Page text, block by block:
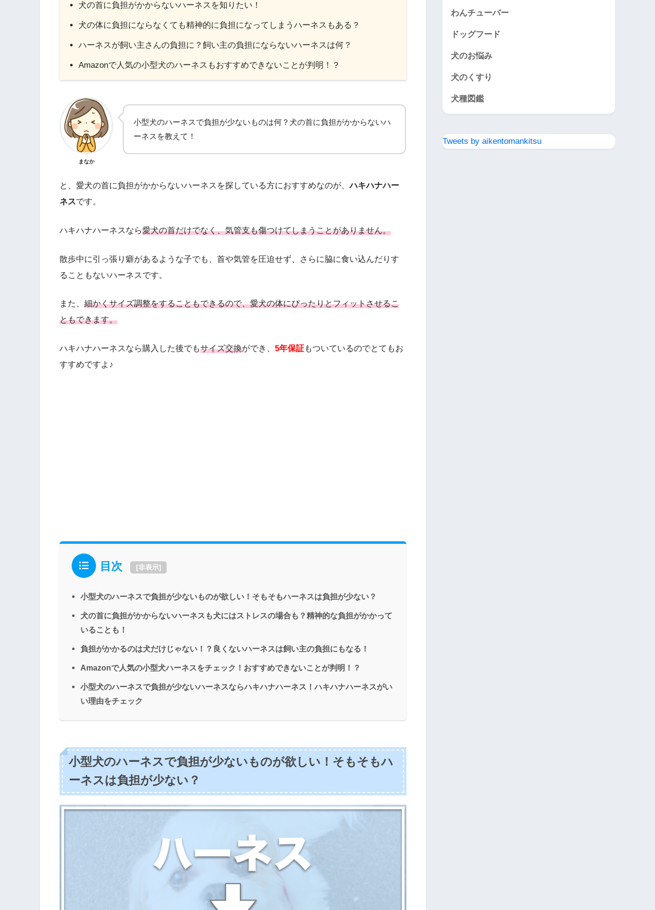
犬の首に負担がかからないハーネスを知りたい！
犬の体に負担にならなくても精神的に負担になってしまうハーネスもある？
ハーネスが飼い主さんの負担に？飼い主の負担にならないハーネスは何？
Amazonで人気の小型犬のハーネスもおすすめできないことが判明！？
まなか
小型犬のハーネスで負担が少ないものは何？犬の首に負担がかからないハ
ーネスを教えて！
と、愛犬の首に負担がかからないハーネスを探している方におすすめなのが、ハキハナハー
ネスです。
ハキハナハーネスなら愛犬の首だけでなく、気管支も傷つけてしまうことがありません。
散歩中に引っ張り癖があるような子でも、首や気管を圧迫せず、さらに脇に食い込んだりす
ることもないハーネスです。
また、 細かくサイズ調整をすることもできるので、愛犬の体にぴったりとフィットさせるこ
ともできます。
ハキハナハーネスなら購入した後でもサイズ交換ができ、 5年保証もついているのでとてもお
すすめですよ♪
目次 [非表示]
小型犬のハーネスで負担が少ないものが欲しい！そもそもハーネスは負担が少ない？
犬の首に負担がかからないハーネスも犬にはストレスの場合も？精神的な負担がかかって
いることも！
負担がかかるのは犬だけじゃない！？良くないハーネスは飼い主の負担にもなる！
Amazonで人気の小型犬ハーネスをチェック！おすすめできないことが判明！？
小型犬のハーネスで負担が少ないハーネスならハキハナハーネス！ハキハナハーネスがい
い理由をチェック
小型犬のハーネスで負担が少ないものが欲しい！そもそもハ
ーネスは負担が少ない？
わんチューバー
ドッグフード
犬のお悩み
犬のくすり
犬種図鑑
Tweets by aikentomankitsu